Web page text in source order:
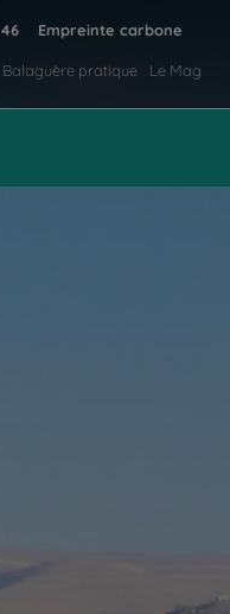
Empreinte carbone
Balaguère pratique Le Mag